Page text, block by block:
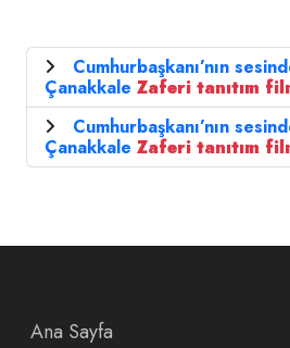
Cumhurbaşkanı’nın
Çanakkale Zaferi tanıtım
Cumhurbaşkanı’nın
Çanakkale Zaferi tanıtım
Ana Sayfa